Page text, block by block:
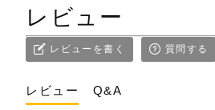
レビュー
レビューを書く 質問する
レビュー Q&A